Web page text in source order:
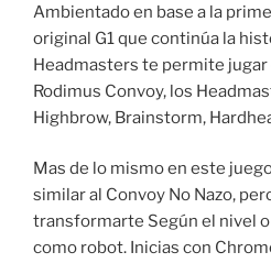
Ambientado en base a la
original G1 que continúa la
Headmasters te permite
Rodimus Convoy, los
Highbrow, Brainstorm,
Mas de lo mismo en este
similar al Convoy No Nazo,
transformarte Según el nivel
como robot. Inicias con